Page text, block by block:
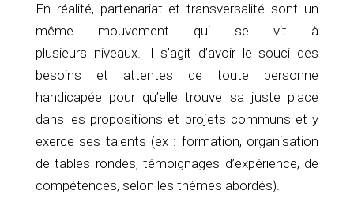
En réalité, partenariat et transversalité sont un
même mouvement qui se vit à
plusieurs niveaux. Il s’agit d’avoir le souci des
besoins et attentes de toute personne
handicapée pour qu’elle trouve sa juste place
dans les propositions et projets communs et y
exerce ses talents (ex : formation, organisation
de tables rondes, témoignages d’expérience, de
compétences, selon les thèmes abordés).